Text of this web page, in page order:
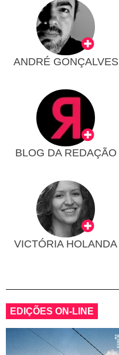
ANDRÉ GONÇALVES
BLOG DA REDAÇÃO
VICTÓRIA HOLANDA
EDIÇÕES ON-LINE